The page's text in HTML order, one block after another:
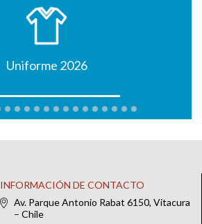
Uniforme 2026
INFORMACIÓN DE CONTACTO
Av. Parque Antonio Rabat 6150, Vitacura
– Chile